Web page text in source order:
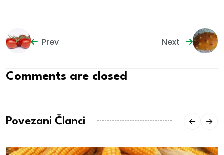
Prev Next
Comments are closed
Povezani Članci